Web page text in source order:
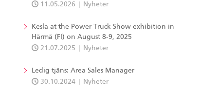
11.05.2026
Nyheter
Kesla at the Power Truck Show exhibition in
Härmä (FI) on August 8-9, 2025
21.07.2025
Nyheter
Ledig tjäns: Area Sales Manager
30.10.2024
Nyheter